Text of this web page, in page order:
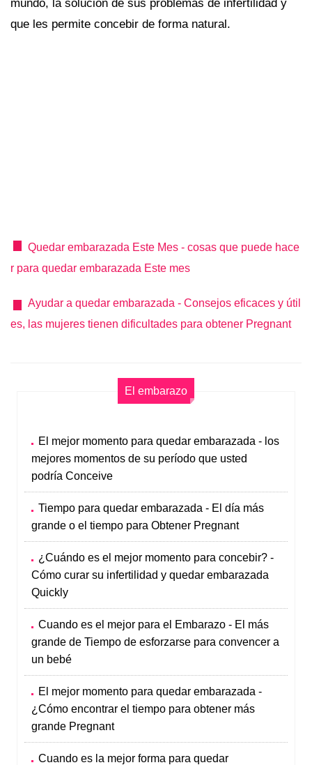
mundo, la solución de sus problemas de infertilidad y
que les permite concebir de forma natural.
Quedar embarazada Este Mes - cosas que puede hace
r para quedar embarazada Este mes
Ayudar a quedar embarazada - Consejos eficaces y útil
es, las mujeres tienen dificultades para obtener Pregnant
El embarazo
El mejor momento para quedar embarazada - los
mejores momentos de su período que usted
podría Conceive
Tiempo para quedar embarazada - El día más
grande o el tiempo para Obtener Pregnant
¿Cuándo es el mejor momento para concebir? -
Cómo curar su infertilidad y quedar embarazada
Quickly
Cuando es el mejor para el Embarazo - El más
grande de Tiempo de esforzarse para convencer a
un bebé
El mejor momento para quedar embarazada -
¿Cómo encontrar el tiempo para obtener más
grande Pregnant
Cuando es la mejor forma para quedar